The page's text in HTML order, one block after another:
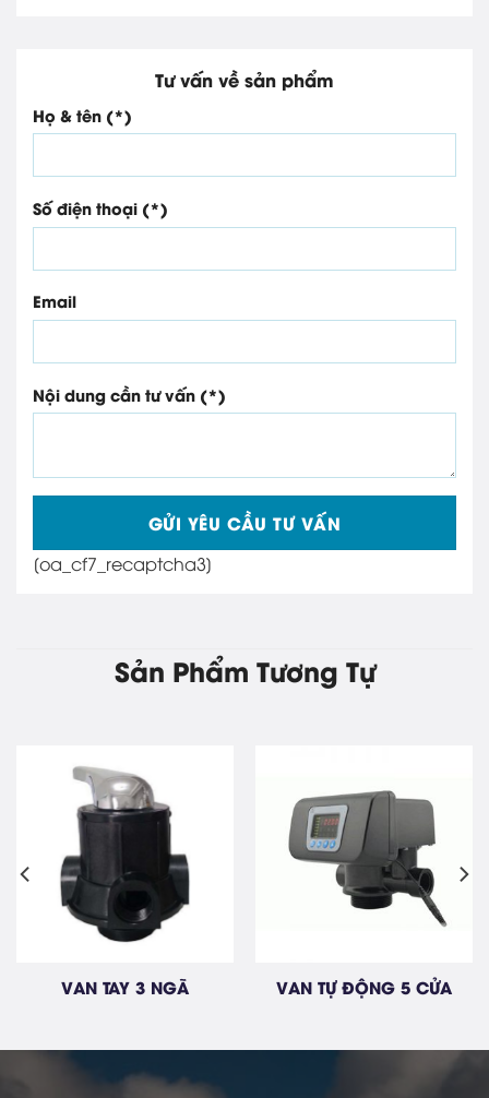
Tư vấn về sản phẩm
Họ & tên (*)
Số điện thoại (*)
Email
Nội dung cần tư vấn (*)
[oa_cf7_recaptcha3]
Sản Phẩm Tương Tự
VAN TỰ ĐỘNG 3 CỬA CÔNG TẮC PHAO BƠM